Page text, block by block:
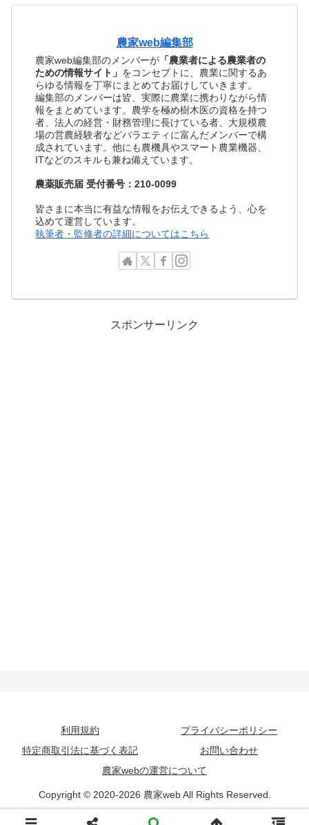
農家web編集部
農家web編集部のメンバーが 「農業者による農業者の
ための情報サイト」 をコンセプトに、農業に関するあ
らゆる情報を丁寧にまとめてお届けしていきます。
編集部のメンバーは皆、実際に農業に携わりながら情
報をまとめています。農学を極め樹木医の資格を持つ
者、法人の経営・財務管理に長けている者、大規模農
場の営農経験者などバラエティに富んだメンバーで構
成されています。他にも農機具やスマート農業機器、
ITなどのスキルも兼ね備えています。
農薬販売届 受付番号：210-0099
皆さまに本当に有益な情報をお伝えできるよう、心を
込めて運営しています。
執筆者・監修者の詳細についてはこちら
スポンサーリンク
利用規約
プライバシーポリシー
特定商取引法に基づく表記
お問い合わせ
農家webの運営について
Copyright © 2020-2026 農家web All Rights Reserved.